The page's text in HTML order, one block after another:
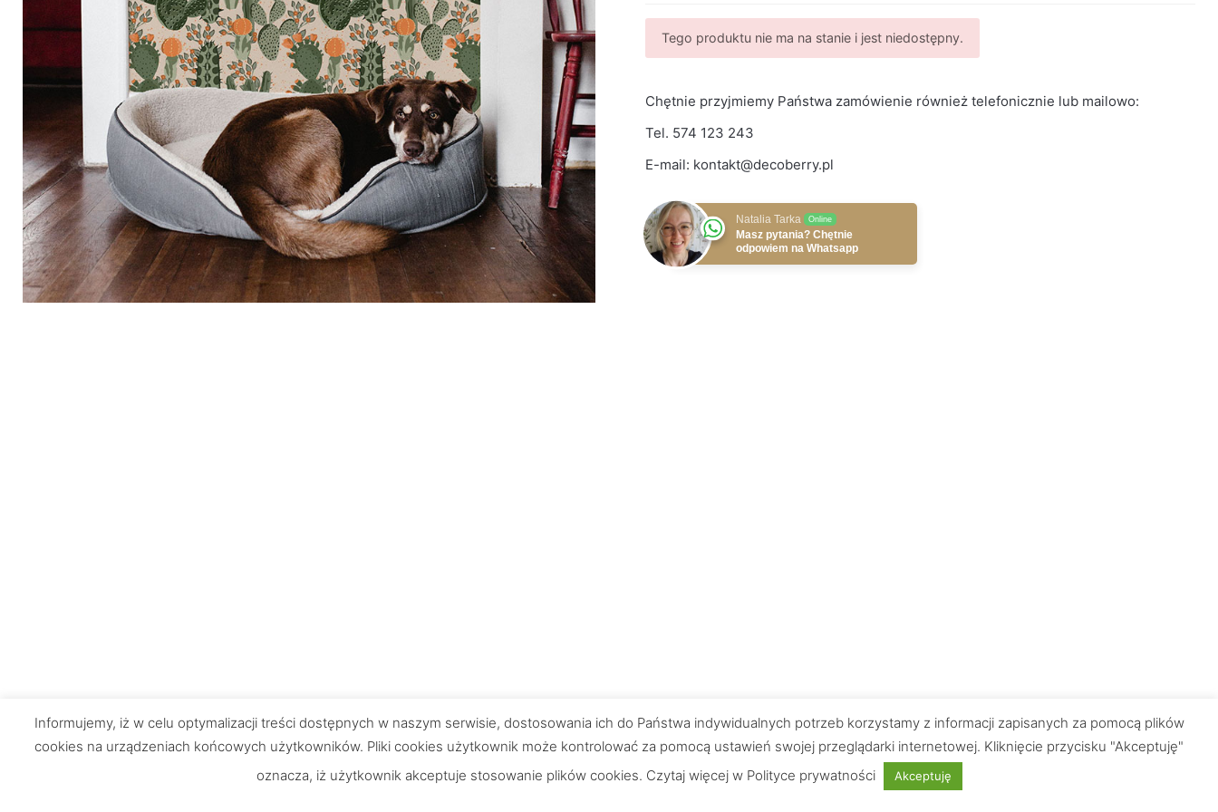
Tego produktu nie ma na stanie i jest niedostępny.
Chętnie przyjmiemy Państwa zamówienie również telefonicznie lub mailowo:
Tel. 574 123 243
E-mail: kontakt@decoberry.pl
Natalia Tarka Online
Masz pytania? Chętnie
odpowiem na Whatsapp
Informacje Wskazówki Płatności obsługuje
Informujemy, iż w celu optymalizacji treści dostępnych w naszym serwisie, dostosowania ich do Państwa indywidualnych potrzeb korzystamy z informacji zapisanych za pomocą plików
cookies na urządzeniach końcowych użytkowników. Pliki cookies użytkownik może kontrolować za pomocą ustawień swojej przeglądarki internetowej. Kliknięcie przycisku "Akceptuję"
oznacza, iż użytkownik akceptuje stosowanie plików cookies. Czytaj więcej w Polityce prywatności Akceptuję